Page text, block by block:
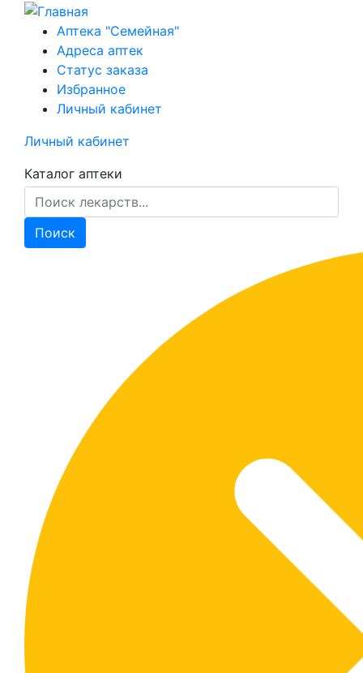
Перейти
основному
содержанию
Аптека "Семейная"
Адреса аптек
Статус заказа
Избранное
Личный кабинет
Личный кабинет
Каталог аптеки